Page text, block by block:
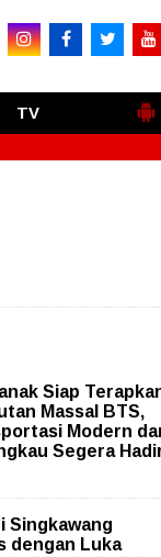
TV
Siap
Massal BTS,
Modern
Segera
Singkawang
dengan Luka